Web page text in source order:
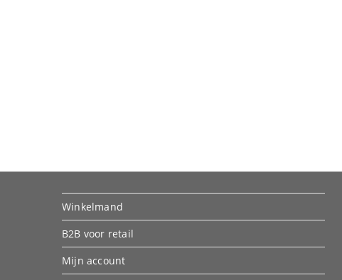
Winkelmand
B2B voor retail
Mijn account